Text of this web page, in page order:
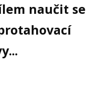
naučit se